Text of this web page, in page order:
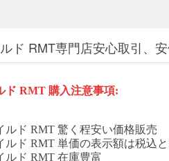
ド RMT専門店安心取引、
ド RMT 購入注意事項:
ルド RMT 驚く程安い価格販売
ルド RMT 単価の表示額は税込と
ルド RMT 在庫豊富